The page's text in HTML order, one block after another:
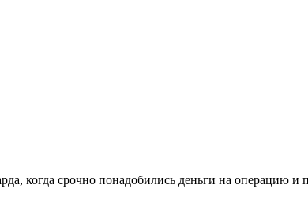
когда срочно понадобились деньги на операцию